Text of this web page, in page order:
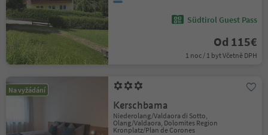
Südtirol Guest Pass
Od 115€
1 noc / 1 byt Včetně DPH
Na vyžádání
Kerschbama
Niederolang/Valdaora di Sotto,
Olang/Valdaora, Dolomites Region
Kronplatz/Plan de Corones